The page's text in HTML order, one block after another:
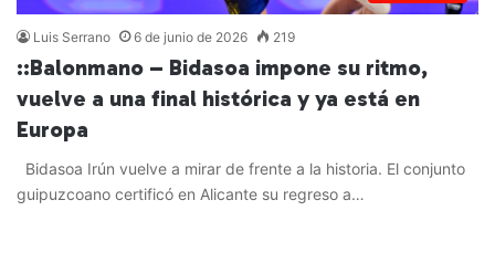
Luis Serrano 6 de junio de 2026 219
::Balonmano – Bidasoa impone su ritmo,
vuelve a una final histórica y ya está en
Europa
Bidasoa Irún vuelve a mirar de frente a la historia. El conjunto
guipuzcoano certificó en Alicante su regreso a…